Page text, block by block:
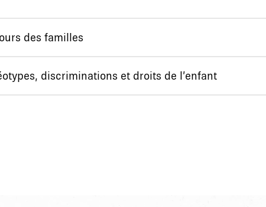
des familles
discriminations et droits de l’enfant